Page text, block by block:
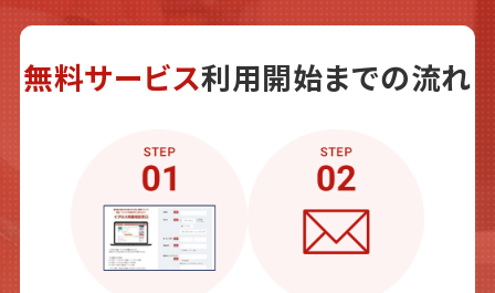
無料サービス利用開始までの流れ